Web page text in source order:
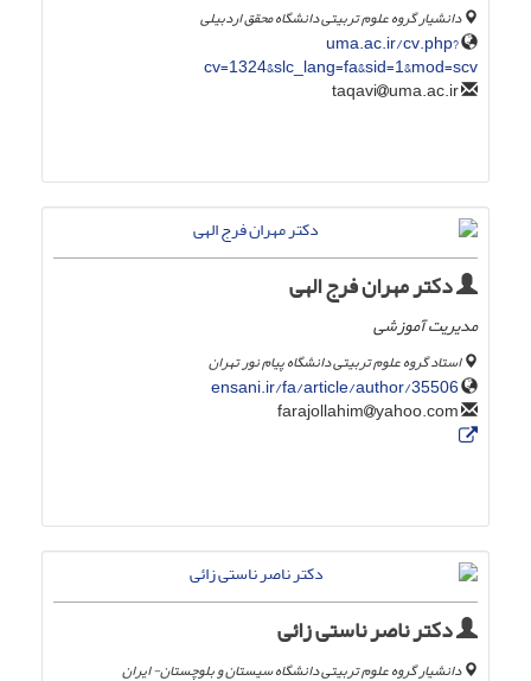
دانشیار گروه علوم تربیتی دانشگاه محقق اردبیلی
uma.ac.ir/cv.php?
cv=1324&slc_lang=fa&sid=1&mod=scv
uma.ac.ir
دکتر مهران فرج الهی
مدیریت آموزشی
استاد گروه علوم تربیتی دانشگاه پیام نور تهران
ensani.ir/fa/article/author/35506
yahoo.com
دکتر ناصر ناستی زائی
دانشیار گروه علوم تربیتی دانشگاه سیستان و بلوچستان- ایران